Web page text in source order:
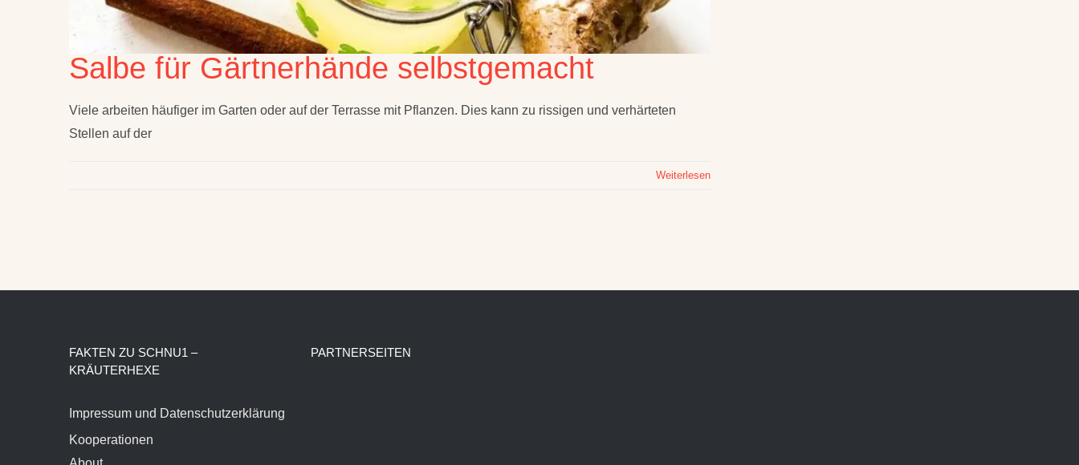
Salbe für Gärtnerhände selbstgemacht
Viele arbeiten häufiger im Garten oder auf der Terrasse mit Pflanzen. Dies kann zu rissigen und verhärteten
Stellen auf der
Weiterlesen
FAKTEN ZU SCHNU1 –
KRÄUTERHEXE
Impressum und Datenschutzerklärung
Kooperationen
PARTNERSEITEN